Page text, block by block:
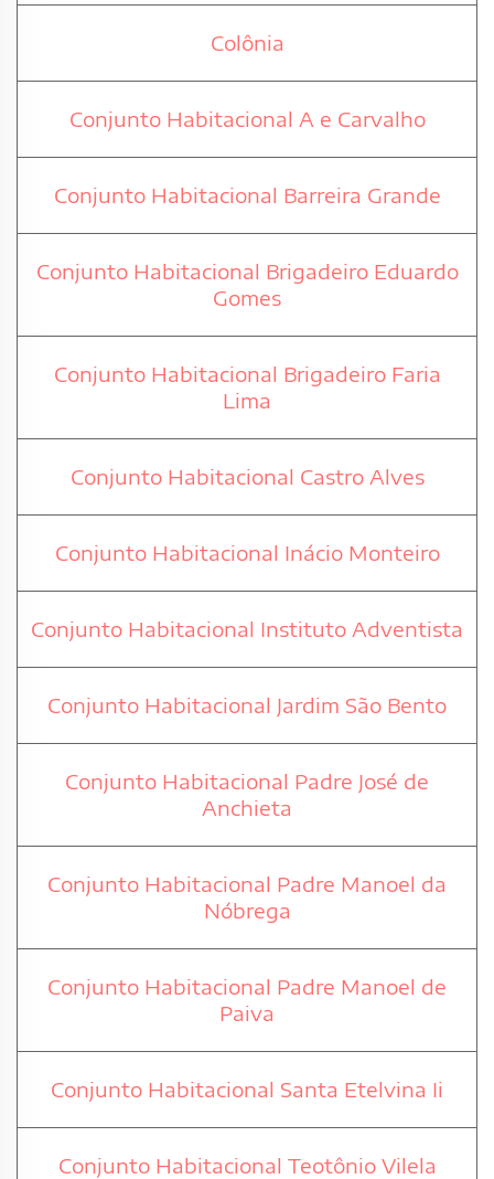
Colônia
Conjunto Habitacional A e Carvalho
Conjunto Habitacional Barreira Grande
Conjunto Habitacional Brigadeiro Eduardo
Gomes
Conjunto Habitacional Brigadeiro Faria
Lima
Conjunto Habitacional Castro Alves
Conjunto Habitacional Inácio Monteiro
Conjunto Habitacional Instituto Adventista
Conjunto Habitacional Jardim São Bento
Conjunto Habitacional Padre José de
Anchieta
Conjunto Habitacional Padre Manoel da
Nóbrega
Conjunto Habitacional Padre Manoel de
Paiva
Conjunto Habitacional Santa Etelvina Ii
Conjunto Habitacional Teotônio Vilela